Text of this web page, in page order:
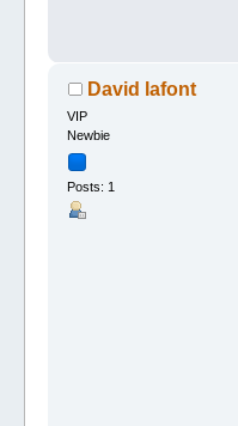
David lafont
VIP
Newbie
Posts: 1